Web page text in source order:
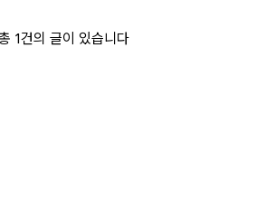
1건의 글이 있습니다